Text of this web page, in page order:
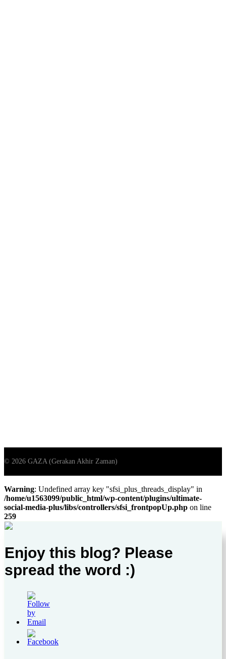
Warning: Undefined array key "sfsi_plus_threads_display" in
/home/u1563099/public_html/wp-content/plugins/ultimate-
social-media-plus/libs/controllers/sfsi_frontpopUp.php on line
259
Enjoy this blog? Please
spread the word :)